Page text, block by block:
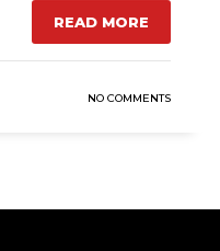
READ MORE
NO COMMENTS